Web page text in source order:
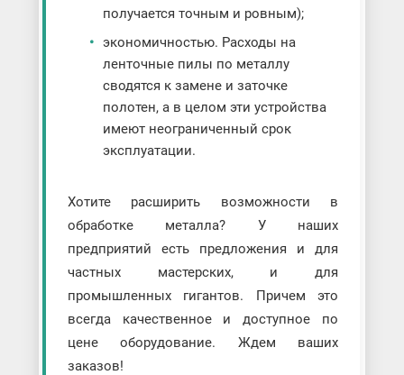
получается точным и ровным);
экономичностью. Расходы на
ленточные пилы по металлу
сводятся к замене и заточке
полотен, а в целом эти устройства
имеют неограниченный срок
эксплуатации.
Хотите расширить возможности в
обработке металла? У наших
предприятий есть предложения и для
частных мастерских, и для
промышленных гигантов. Причем это
всегда качественное и доступное по
цене оборудование. Ждем ваших
заказов!